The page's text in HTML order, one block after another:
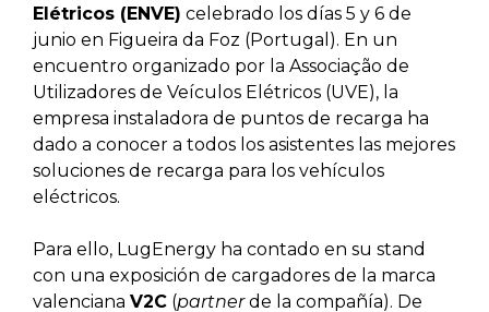
Elétricos (ENVE) celebrado los días 5 y 6 de
junio en Figueira da Foz (Portugal). En un
encuentro organizado por la Associação de
Utilizadores de Veículos Elétricos (UVE), la
empresa instaladora de puntos de recarga ha
dado a conocer a todos los asistentes las mejores
soluciones de recarga para los vehículos
eléctricos.
Para ello, LugEnergy ha contado en su stand
con una exposición de cargadores de la marca
valenciana V2C (partnerde la compañía). De